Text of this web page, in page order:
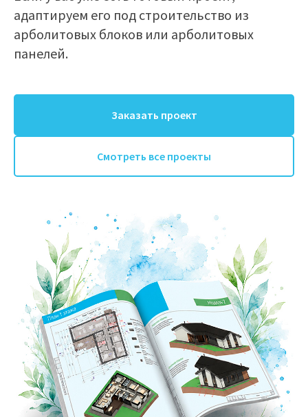
адаптируем его под строительство из
арболитовых блоков или арболитовых
панелей.
Заказать проект
Смотреть все проекты